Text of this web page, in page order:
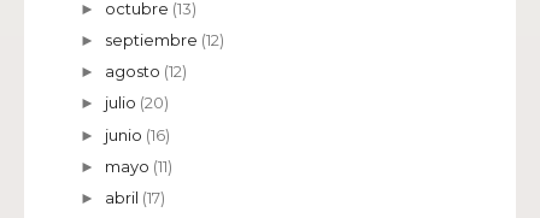
► octubre (13)
► septiembre (12)
► agosto (12)
► julio (20)
► junio (16)
► mayo (11)
► abril (17)